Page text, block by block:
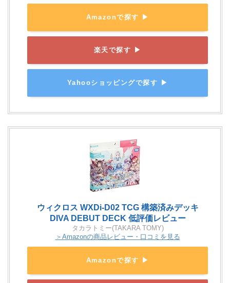
Amazonで探す ▶
楽天で探す ▶
Yahooショッピングで探す ▶
ウィクロス WXDi-D02 TCG 構築済みデッキ
DIVA DEBUT DECK 低評価レビュー
タカラトミー(TAKARA TOMY)
＞Amazonの商品レビュー・口コミを見る
Amazonで探す ▶